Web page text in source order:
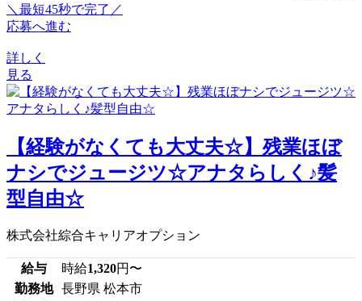
＼最短45秒で完了／
応募へ進む
詳しく
見る
【経験がなくても大丈夫☆】残業ほぼ
ナシでジュージツ☆アナタらしく♪髪
型自由☆
株式会社綜合キャリアオプション
給与 時給1,320円〜
勤務地
長野県 松本市